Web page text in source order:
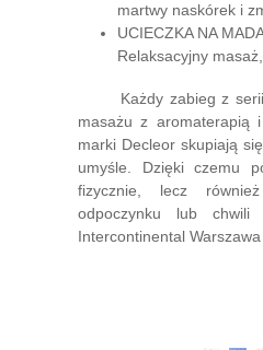
martwy naskórek i
UCIECZKA NA
Relaksacyjny
Każdy zabieg z serii
masażu z aromaterapią
marki Decleor skupiają
umyśle. Dzięki czemu
fizycznie, lecz
odpoczynku lub
Intercontinental